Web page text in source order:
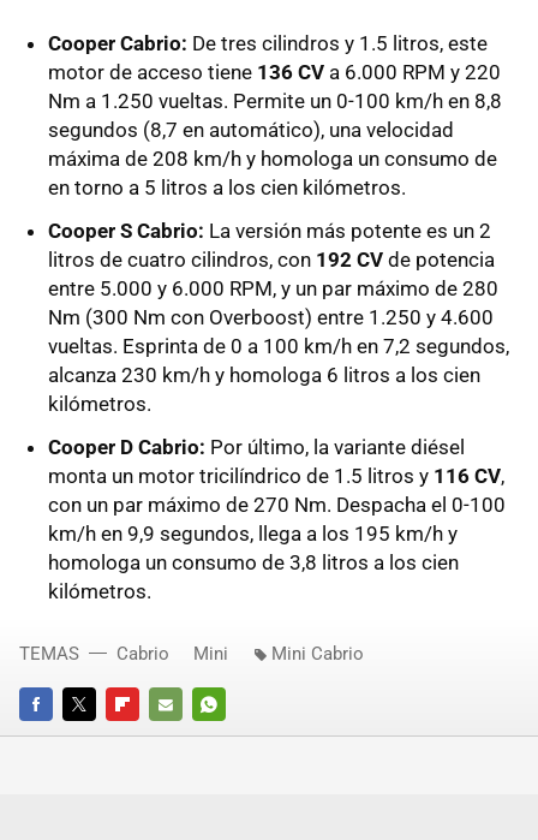
Cooper Cabrio: De tres cilindros y 1.5 litros, este
motor de acceso tiene 136 CV a 6.000 RPM y 220
Nm a 1.250 vueltas. Permite un 0-100 km/h en 8,8
segundos (8,7 en automático), una velocidad
máxima de 208 km/h y homologa un consumo de
en torno a 5 litros a los cien kilómetros.
Cooper S Cabrio: La versión más potente es un 2
litros de cuatro cilindros, con 192 CV de potencia
entre 5.000 y 6.000 RPM, y un par máximo de 280
Nm (300 Nm con Overboost) entre 1.250 y 4.600
vueltas. Esprinta de 0 a 100 km/h en 7,2 segundos,
alcanza 230 km/h y homologa 6 litros a los cien
kilómetros.
Cooper D Cabrio: Por último, la variante diésel
monta un motor tricilíndrico de 1.5 litros y 116 CV,
con un par máximo de 270 Nm. Despacha el 0-100
km/h en 9,9 segundos, llega a los 195 km/h y
homologa un consumo de 3,8 litros a los cien
kilómetros.
FACEBOOKTWITTERFLIPBOARD
E-
WHATSAPP
TEMAS Cabrio Mini Mini Cabrio